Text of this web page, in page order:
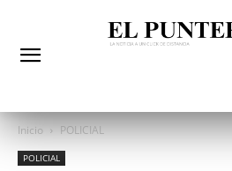
Inicio POLICIAL
POLICIAL